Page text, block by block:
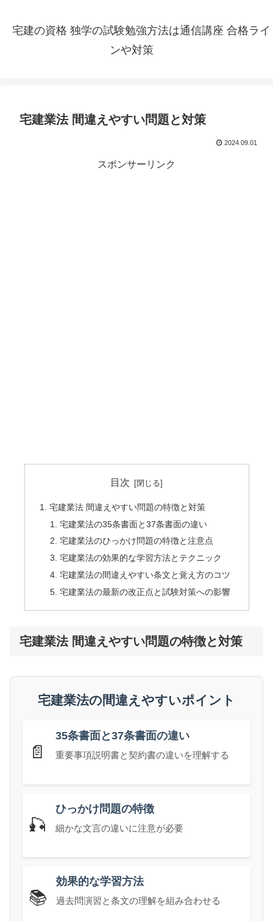
宅建の資格 独学の試験勉強方法は通信講座 合格ライ
ンや対策
宅建業法 間違えやすい問題と対策
2024.09.01
スポンサーリンク
目次
宅建業法 間違えやすい問題の特徴と対策
宅建業法の35条書面と37条書面の違い
宅建業法のひっかけ問題の特徴と注意点
宅建業法の効果的な学習方法とテクニック
宅建業法の間違えやすい条文と覚え方のコツ
宅建業法の最新の改正点と試験対策への影響
宅建業法 間違えやすい問題の特徴と対策
宅建業法の間違えやすいポイント
📄
35条書面と37条書面の違い
重要事項説明書と契約書の違いを理解する
🎣
ひっかけ問題の特徴
細かな文言の違いに注意が必要
📚
効果的な学習方法
過去問演習と条文の理解を組み合わせる